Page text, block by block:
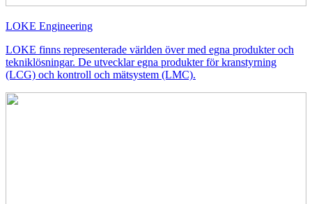
LOKE Engineering
LOKE finns representerade världen över med egna produkter och
tekniklösningar. De utvecklar egna produkter för kranstyrning
(LCG) och kontroll och mätsystem (LMC).